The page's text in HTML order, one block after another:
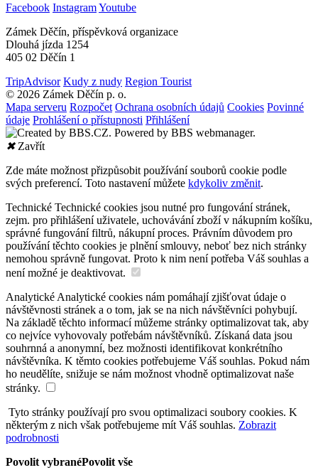
Facebook InstagramYoutube
Zámek Děčín, příspěvková organizace
Dlouhá jízda 1254
405 02 Děčín 1
TripAdvisor Kudy z nudy Region Tourist
© 2026 Zámek Děčín p. o.
Mapa serveru Rozpočet Ochrana osobních údajů Cookies Povinné
údaje Prohlášení o přístupnosti Přihlášení
✖Zavřít
Zde máte možnost přizpůsobit používání souborů cookie podle
svých preferencí. Toto nastavení můžete kdykoliv změnit.
Technické Technické cookies jsou nutné pro fungování stránek,
zejm. pro přihlášení uživatele, uchovávání zboží v nákupním košíku,
správné fungování filtrů, nákupní proces. Právním důvodem pro
používání těchto cookies je plnění smlouvy, neboť bez nich stránky
nemohou správně fungovat. Proto k nim není potřeba Váš souhlas a
není možné je deaktivovat.
Analytické Analytické cookies nám pomáhají zjišťovat údaje o
návštěvnosti stránek a o tom, jak se na nich návštěvníci pohybují.
Na základě těchto informací můžeme stránky optimalizovat tak, aby
co nejvíce vyhovovaly potřebám návštěvníků. Získaná data jsou
souhrnná a anonymní, bez možnosti identifikovat konkrétního
návštěvníka. K těmto cookies potřebujeme Váš souhlas. Pokud nám
ho neudělíte, snižuje se nám možnost vhodně optimalizovat naše
stránky.
Tyto stránky používají pro svou optimalizaci soubory cookies. K
některým z nich však potřebujeme mít Váš souhlas. Zobrazit
podrobnosti
Povolit vybranéPovolit vše